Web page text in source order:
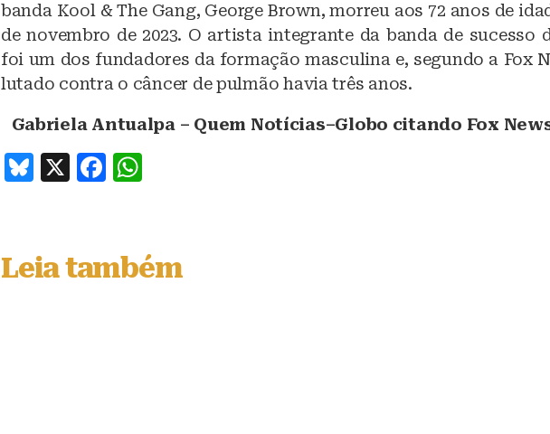
banda Kool & The Gang, George Brown, morreu aos 72 anos de
de novembro de 2023. O artista integrante da banda de sucesso
foi um dos fundadores da formação masculina e, segundo a Fox
lutado contra o câncer de pulmão havia três anos.
Gabriela Antualpa – Quem Notícias–Globo citando Fox News
B
s
k
X
F
e
b
s
A
Leia também